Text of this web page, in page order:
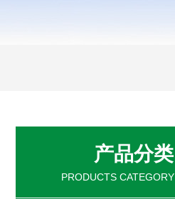
产品分类
PRODUCTS CATEGORY